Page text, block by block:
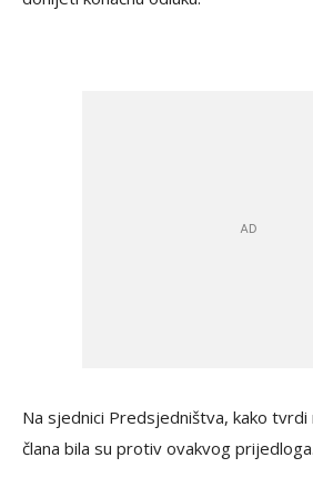
Na sjednici Predsjedništva, kako
člana bila su protiv ovakvog prijedloga.